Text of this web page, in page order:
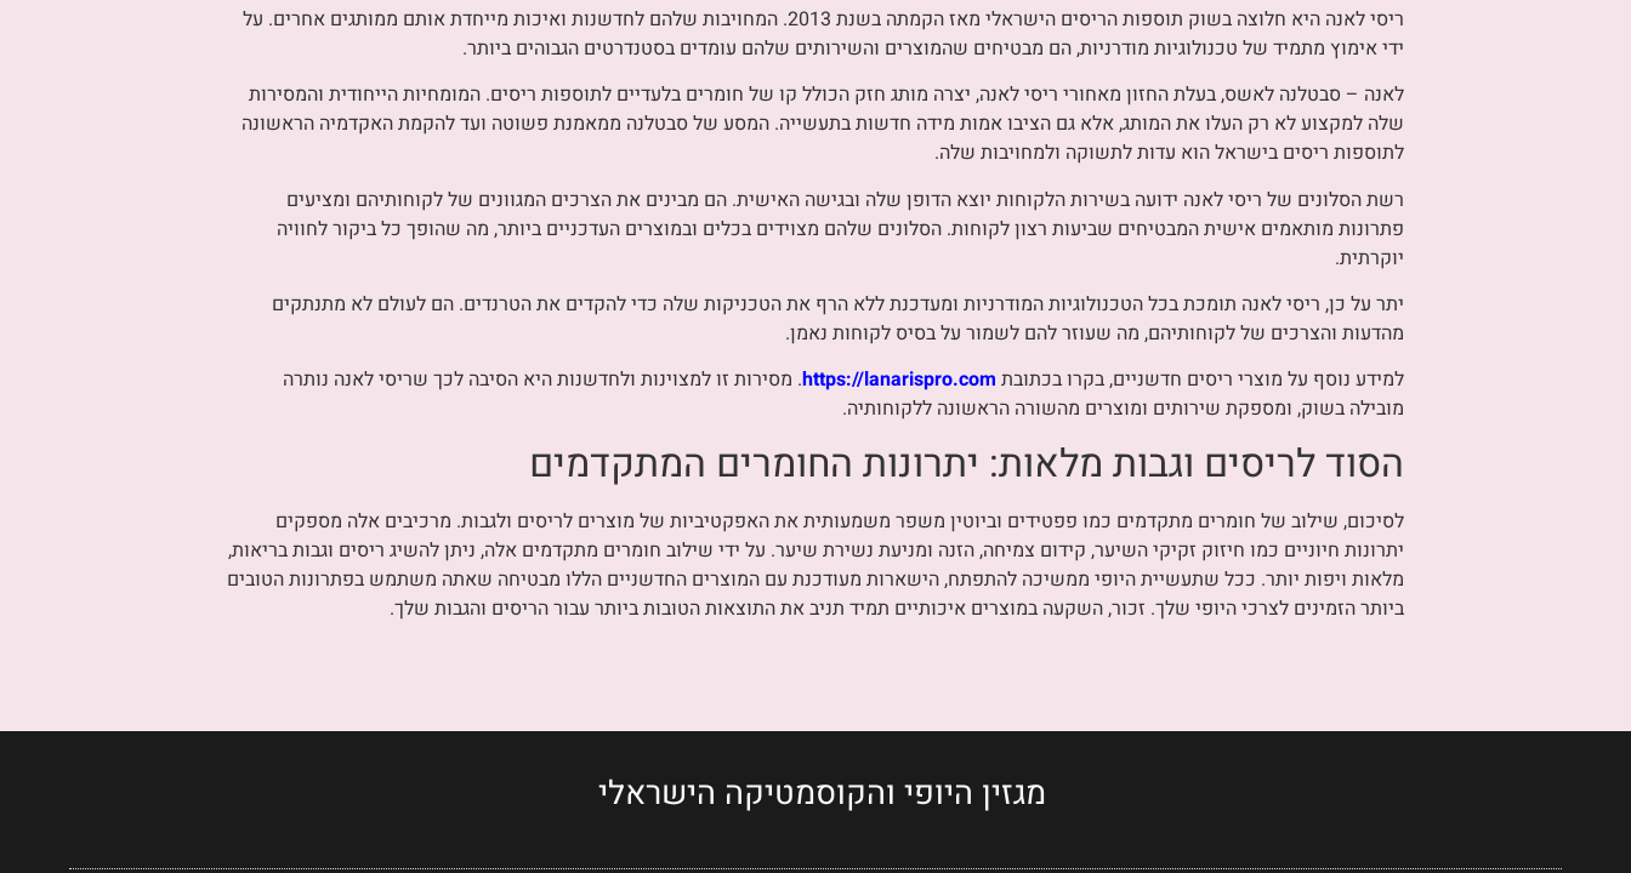
ריסי לאנה היא חלוצה בשוק תוספות הריסים הישראלי מאז הקמתה בשנת 2013. המחויבות שלהם לחדשנות ואיכות מייחדת אותם ממותגים אחרים. על
ידי אימוץ מתמיד של טכנולוגיות מודרניות, הם מבטיחים שהמוצרים והשירותים שלהם עומדים בסטנדרטים הגבוהים ביותר.
לאנה – סבטלנה לאשס, בעלת החזון מאחורי ריסי לאנה, יצרה מותג חזק הכולל קו של חומרים בלעדיים לתוספות ריסים. המומחיות הייחודית והמסירות
שלה למקצוע לא רק העלו את המותג, אלא גם הציבו אמות מידה חדשות בתעשייה. המסע של סבטלנה ממאמנת פשוטה ועד להקמת האקדמיה הראשונה
לתוספות ריסים בישראל הוא עדות לתשוקה ולמחויבות שלה.
רשת הסלונים של ריסי לאנה ידועה בשירות הלקוחות יוצא הדופן שלה ובגישה האישית. הם מבינים את הצרכים המגוונים של לקוחותיהם ומציעים
פתרונות מותאמים אישית המבטיחים שביעות רצון לקוחות. הסלונים שלהם מצוידים בכלים ובמוצרים העדכניים ביותר, מה שהופך כל ביקור לחוויה
יוקרתית.
יתר על כן, ריסי לאנה תומכת בכל הטכנולוגיות המודרניות ומעדכנת ללא הרף את הטכניקות שלה כדי להקדים את הטרנדים. הם לעולם לא מתנתקים
מהדעות והצרכים של לקוחותיהם, מה שעוזר להם לשמור על בסיס לקוחות נאמן.
למידע נוסף על מוצרי ריסים חדשניים, בקרו בכתובת https://lanarispro.com. מסירות זו למצוינות ולחדשנות היא הסיבה לכך שריסי לאנה נותרה
מובילה בשוק, ומספקת שירותים ומוצרים מהשורה הראשונה ללקוחותיה.
הסוד לריסים וגבות מלאות: יתרונות החומרים המתקדמים
לסיכום, שילוב של חומרים מתקדמים כמו פפטידים וביוטין משפר משמעותית את האפקטיביות של מוצרים לריסים ולגבות. מרכיבים אלה מספקים
יתרונות חיוניים כמו חיזוק זקיקי השיער, קידום צמיחה, הזנה ומניעת נשירת שיער. על ידי שילוב חומרים מתקדמים אלה, ניתן להשיג ריסים וגבות בריאות,
מלאות ויפות יותר. ככל שתעשיית היופי ממשיכה להתפתח, הישארות מעודכנת עם המוצרים החדשניים הללו מבטיחה שאתה משתמש בפתרונות הטובים
ביותר הזמינים לצרכי היופי שלך. זכור, השקעה במוצרים איכותיים תמיד תניב את התוצאות הטובות ביותר עבור הריסים והגבות שלך.
מגזין היופי והקוסמטיקה הישראלי